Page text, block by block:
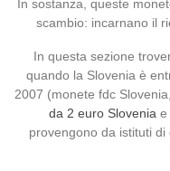
In sostanza, queste
scambio: incarnano il
In questa sezione
quando la Slovenia è
2007 (monete fdc
da 2 euro Slovenia e
provengono da istituti